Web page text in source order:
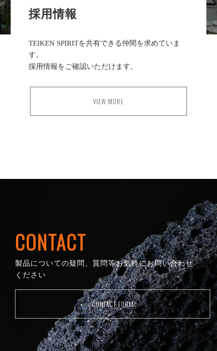
採用情報
TEIKEN SPIRITを共有できる仲間を求めていま
す。
採用情報をご確認いただけます。
VIEW MORE
CONTACT
製品についての疑問、質問等お気軽にお問い合わせ
ください
CONTACT FORM